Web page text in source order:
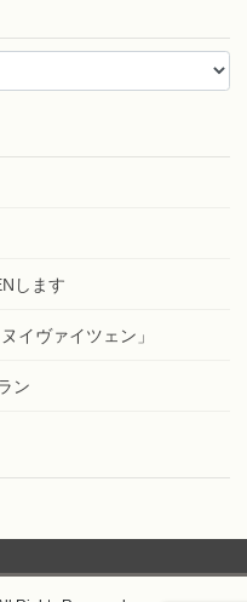
します
イヴァイツェン」
ン